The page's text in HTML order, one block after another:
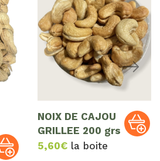
NOIX DE CAJOU
GRILLEE 200 grs
5,60€ la boite